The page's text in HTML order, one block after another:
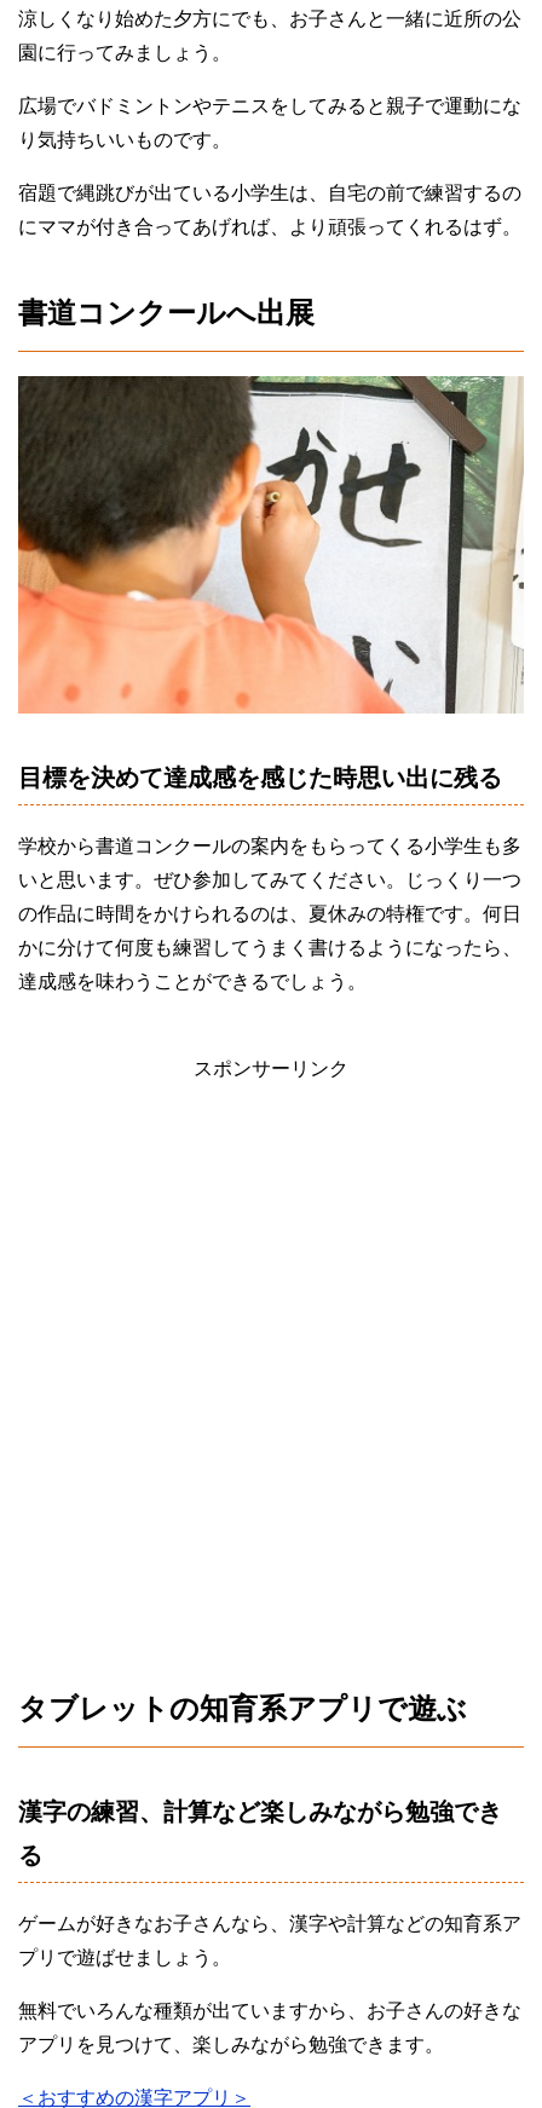
涼しくなり始めた夕方にでも、お子さんと一緒に近所の公
園に行ってみましょう。
広場でバドミントンやテニスをしてみると親子で運動にな
り気持ちいいものです。
宿題で縄跳びが出ている小学生は、自宅の前で練習するの
にママが付き合ってあげれば、より頑張ってくれるはず。
書道コンクールへ出展
目標を決めて達成感を感じた時思い出に残る
学校から書道コンクールの案内をもらってくる小学生も多
いと思います。ぜひ参加してみてください。じっくり一つ
の作品に時間をかけられるのは、夏休みの特権です。何日
かに分けて何度も練習してうまく書けるようになったら、
達成感を味わうことができるでしょう。
スポンサーリンク
タブレットの知育系アプリで遊ぶ
漢字の練習、計算など楽しみながら勉強でき
る
ゲームが好きなお子さんなら、漢字や計算などの知育系ア
プリで遊ばせましょう。
無料でいろんな種類が出ていますから、お子さんの好きな
アプリを見つけて、楽しみながら勉強できます。
＜おすすめの漢字アプリ＞